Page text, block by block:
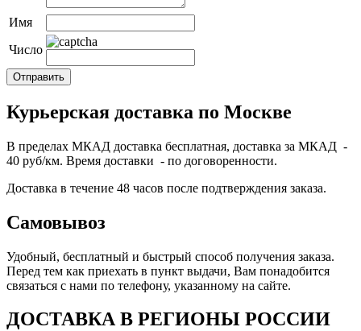
Имя
Число
Курьерская доставка по Москве
В пределах МКАД доставка бесплатная, доставка за МКАД -
40 руб/км. Время доставки - по договоренности.
Доставка в течение 48 часов после подтверждения заказа.
Самовывоз
Удобный, бесплатный и быстрый способ получения заказа.
Перед тем как приехать в пункт выдачи, Вам понадобится
связаться с нами по телефону, указанному на сайте.
ДОСТАВКА В РЕГИОНЫ РОССИИ